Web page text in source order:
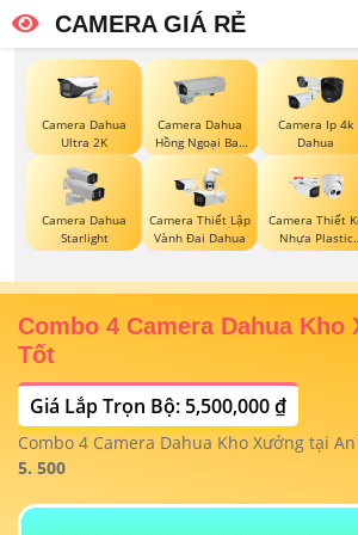
CAMERA GIÁ RẺ
Camera Dahua
Ultra 2K
Camera Dahua
Hồng Ngoại Ban
Đêm
Camera Ip 4k
Dahua
Camera Dahua
Starlight
Camera Thiết Lập
Vành Đai Dahua
Camera Thiết
Nhựa Plastic
Dahua
Combo 4 Camera Dahua Kho
Tốt
Giá Lắp Trọn Bộ: 5,500,000 ₫
Combo 4 Camera Dahua Kho Xưởng tại
5. 500